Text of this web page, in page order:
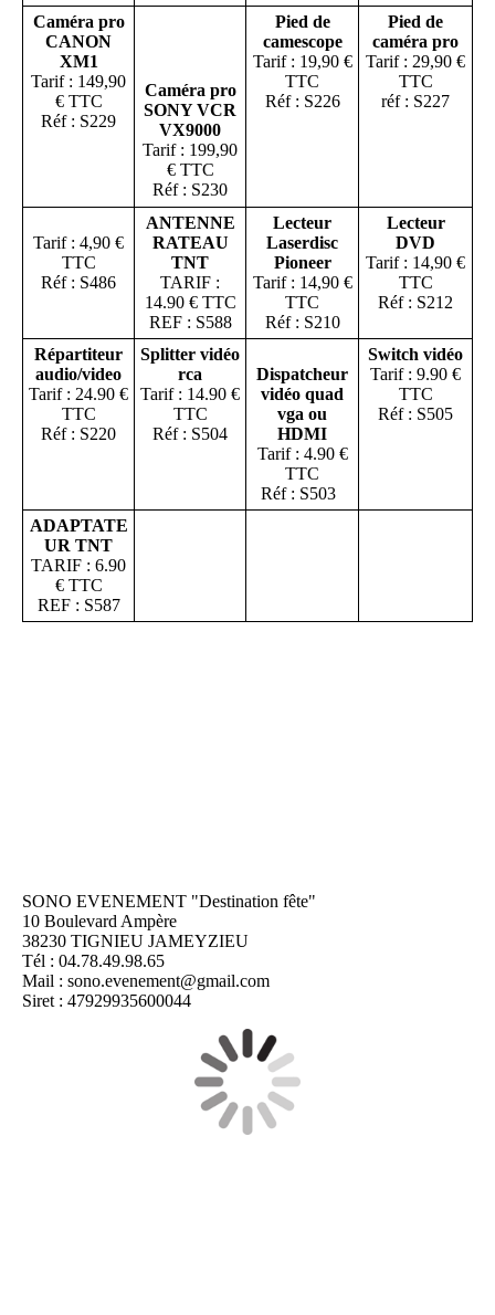
Caméra pro
CANON
XM1
Tarif : 149,90
€ TTC
Réf : S229
Caméra pro
SONY VCR
VX9000
Tarif : 199,90
€ TTC
Réf : S230
Pied de
camescope
Tarif : 19,90 €
TTC
Réf : S226
Pied de
caméra pro
Tarif : 29,90 €
TTC
réf : S227
Tarif : 4,90 €
TTC
Réf : S486
ANTENNE
RATEAU
TNT
TARIF :
14.90 € TTC
REF : S588
Lecteur
Laserdisc
Pioneer
Tarif : 14,90 €
TTC
Réf : S210
Lecteur
DVD
Tarif : 14,90 €
TTC
Réf : S212
Répartiteur
audio/video
Tarif : 24.90 €
TTC
Réf : S220
Splitter vidéo
rca
Tarif : 14.90 €
TTC
Réf : S504
Dispatcheur
vidéo quad
vga ou
HDMI
Tarif : 4.90 €
TTC
Réf : S503
Switch vidéo
Tarif : 9.90 €
TTC
Réf : S505
ADAPTATE
UR TNT
TARIF : 6.90
€ TTC
REF : S587
SONO EVENEMENT "Destination fête"
10 Boulevard Ampère
38230 TIGNIEU JAMEYZIEU
Tél : 04.78.49.98.65
Mail : sono.evenement@gmail.com
Siret : 47929935600044